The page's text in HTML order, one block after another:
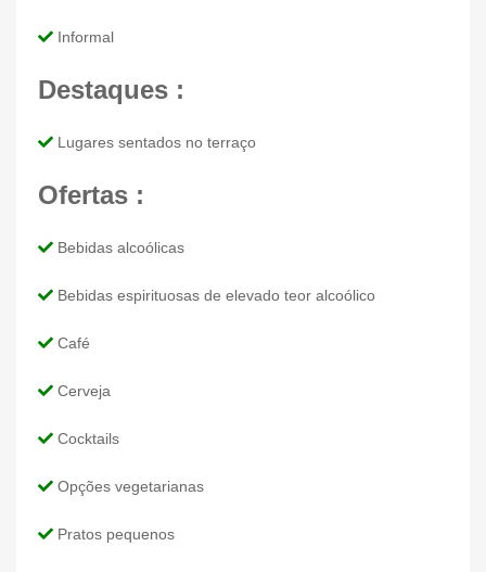
Informal
Destaques :
Lugares sentados no terraço
Ofertas :
Bebidas alcoólicas
Bebidas espirituosas de elevado teor alcoólico
Café
Cerveja
Cocktails
Opções vegetarianas
Pratos pequenos